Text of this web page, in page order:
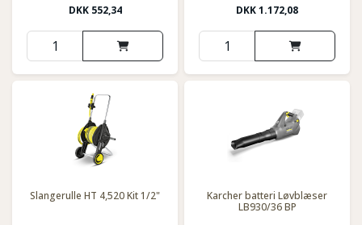
DKK 552,34 DKK1.172,08
Slangerulle HT 4,520 Kit 1/2"
Karcher batteri Løvblæser
LB930/36 BP